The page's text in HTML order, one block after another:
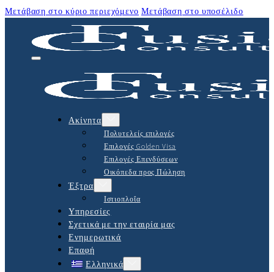
Μετάβαση στο κύριο περιεχόμενο Μετάβαση στο υποσέλιδο
Ακίνητα
Πολυτελείς επιλογές
Επιλογές Golden Visa
Επιλογές Επενδύσεων
Οικόπεδα προς Πώληση
Έξτρα
Ιστιοπλοΐα
Υπηρεσίες
Σχετικά με την εταιρία μας
Ενημερωτικά
Επαφή
Ελληνικά